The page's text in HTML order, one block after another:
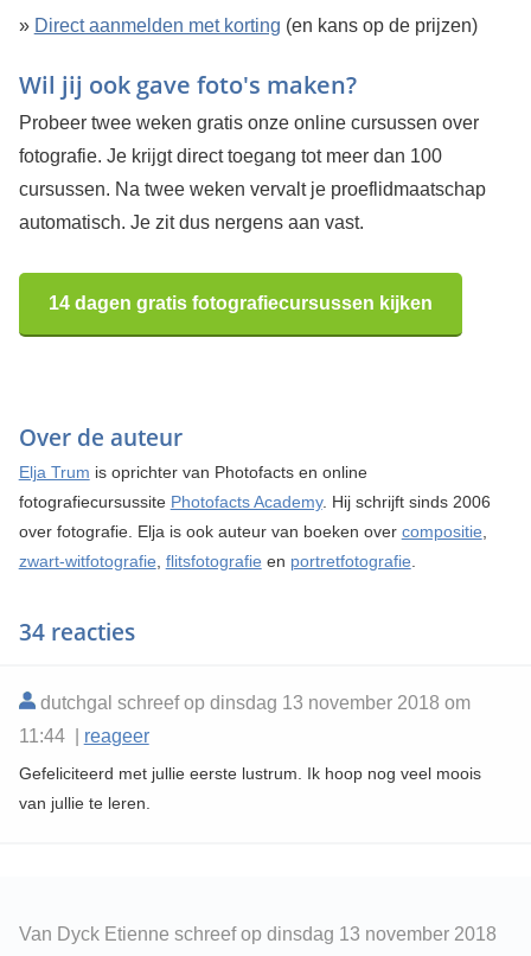
» Direct aanmelden met korting (en kans op de prijzen)
Wil jij ook gave foto's maken?
Probeer twee weken gratis onze online cursussen over
fotografie. Je krijgt direct toegang tot meer dan 100
cursussen. Na twee weken vervalt je proeflidmaatschap
automatisch. Je zit dus nergens aan vast.
14 dagen gratis fotografiecursussen kijken
Over de auteur
Elja Trum is oprichter van Photofacts en online
fotografiecursussite Photofacts Academy. Hij schrijft sinds 2006
over fotografie. Elja is ook auteur van boeken over compositie
zwart-witfotografie flitsfotografie en portretfotografie
34 reacties
dutchgal schreef op dinsdag 13 november 2018 om
11:44 | reageer
Gefeliciteerd met jullie eerste lustrum. Ik hoop nog veel moois
van jullie te leren.
Van Dyck Etienne schreef op dinsdag 13 november 2018